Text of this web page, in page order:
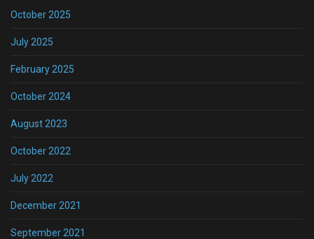
October 2025
July 2025
February 2025
October 2024
August 2023
October 2022
July 2022
December 2021
September 2021